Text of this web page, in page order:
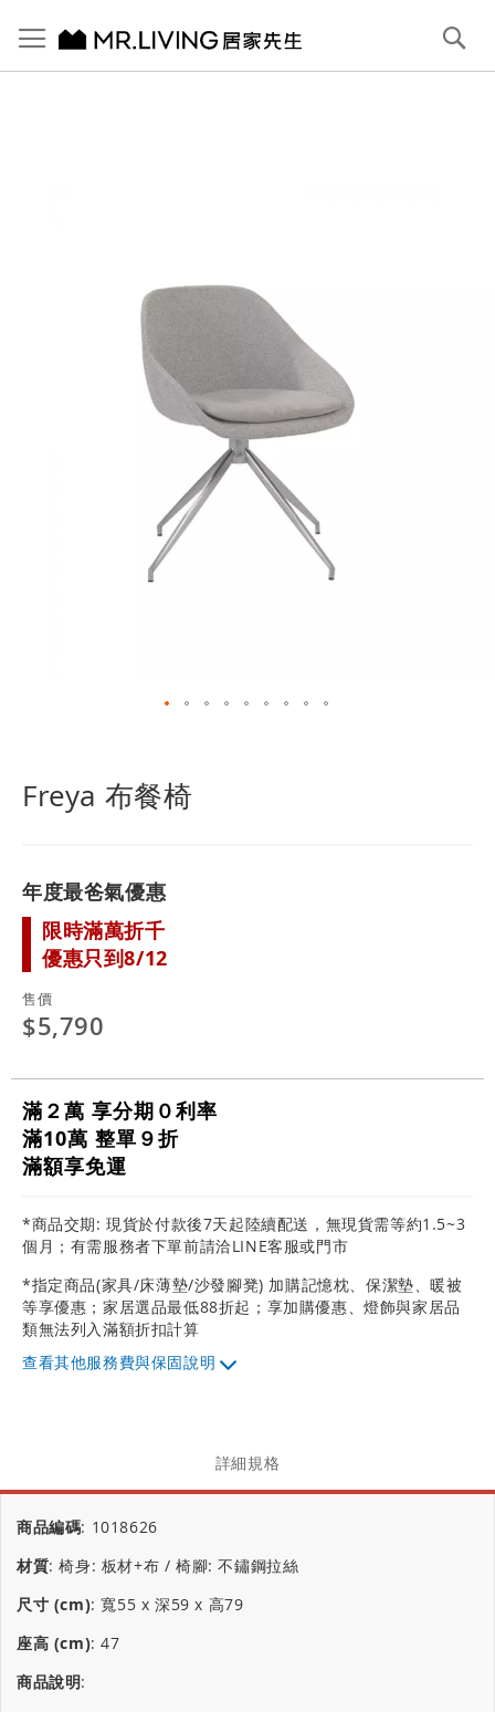
Freya 布餐椅
年度最爸氣優惠
限時滿萬折千
優惠只到8/12
售價
$5,790
滿２萬 享分期０利率
滿10萬 整單９折
滿額享免運
*商品交期: 現貨於付款後7天起陸續配送，無現貨需等約1.5~3
個月；有需服務者下單前請洽LINE客服或門市
*指定商品(家具/床薄墊/沙發腳凳) 加購記憶枕、保潔墊、暖被
等享優惠；家居選品最低88折起；享加購優惠、燈飾與家居品
類無法列入滿額折扣計算
其他服務費與保固說明
詳細規格
商品編碼: 1018626
材質:椅身: 板材+布 / 椅腳: 不鏽鋼拉絲
尺寸 (cm):寬55 x 深59 x 高79
座高 (cm):47
商品說明: